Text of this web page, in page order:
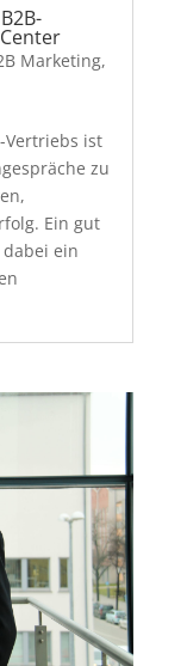
Marketing,
Vertriebs ist
zu
Ein gut
ein